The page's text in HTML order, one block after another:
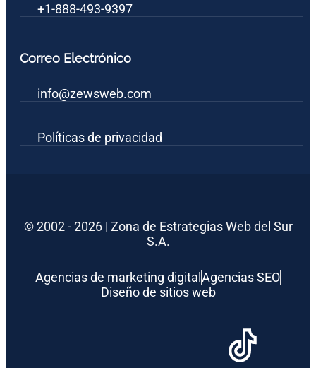
+1-888-493-9397
Correo Electrónico
info@zewsweb.com
Políticas de privacidad
© 2002 - 2026 | Zona de Estrategias Web del Sur
S.A.
Agencias de marketing digitalAgencias SEO
Diseño de sitios web